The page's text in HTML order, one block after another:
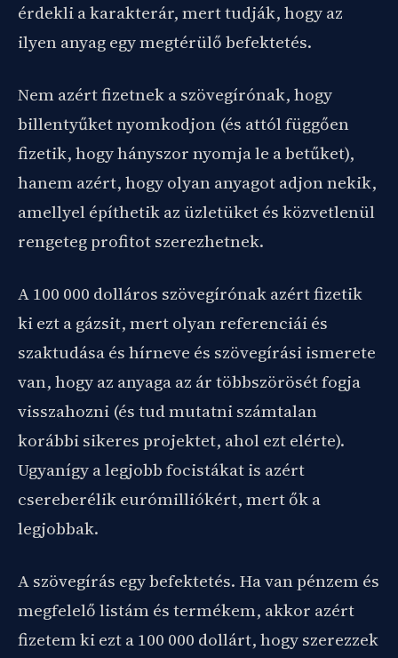
érdekli a karakterár, mert tudják, hogy az
ilyen anyag egy megtérülő befektetés.
Nem azért fizetnek a szövegírónak, hogy
billentyűket nyomkodjon (és attól függően
fizetik, hogy hányszor nyomja le a betűket),
hanem azért, hogy olyan anyagot adjon nekik,
amellyel építhetik az üzletüket és közvetlenül
rengeteg profitot szerezhetnek.
A 100 000 dolláros szövegírónak azért fizetik
ki ezt a gázsit, mert olyan referenciái és
szaktudása és hírneve és szövegírási ismerete
van, hogy az anyaga az ár többszörösét fogja
visszahozni (és tud mutatni számtalan
korábbi sikeres projektet, ahol ezt elérte).
Ugyanígy a legjobb focistákat is azért
csereberélik eurómilliókért, mert ők a
legjobbak.
A szövegírás egy befektetés. Ha van pénzem és
megfelelő listám és termékem, akkor azért
fizetem ki ezt a 100 000 dollárt, hogy szerezzek